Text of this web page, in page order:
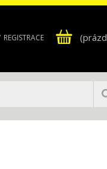
REGISTRACE